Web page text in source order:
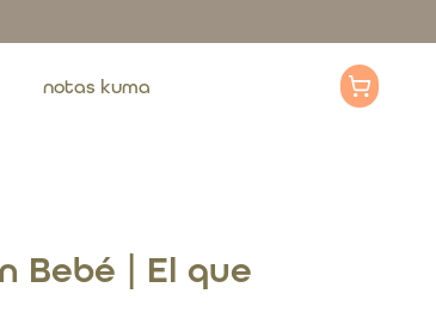
notas kuma
Bebé | El que